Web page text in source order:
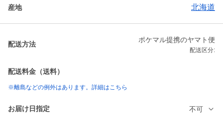
産地 北海道
配送方法
ポケマル提携のヤマト便
配送区分:
配送料金（送料）
※離島などの例外はあります。詳細はこちら
お届け日指定 不可